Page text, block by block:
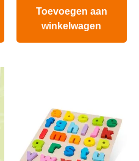
Toevoegen aan
winkelwagen